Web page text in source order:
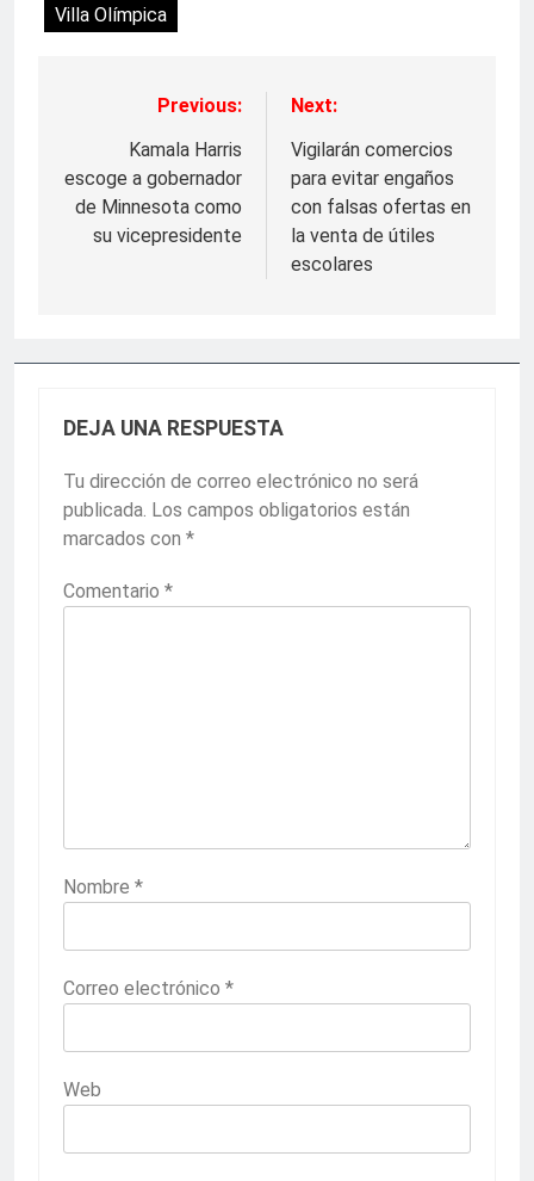
Villa Olímpica
Navegación
entradas
Previous:
Kamala Harris
escoge a gobernador
de Minnesota como
su vicepresidente
Next:
Vigilarán comercios
para evitar engaños
con falsas ofertas en
la venta de útiles
escolares
DEJA UNA RESPUESTA
Tu dirección de correo electrónico no será
publicada. Los campos obligatorios están
marcados con *
Comentario *
Nombre *
Correo electrónico *
Web